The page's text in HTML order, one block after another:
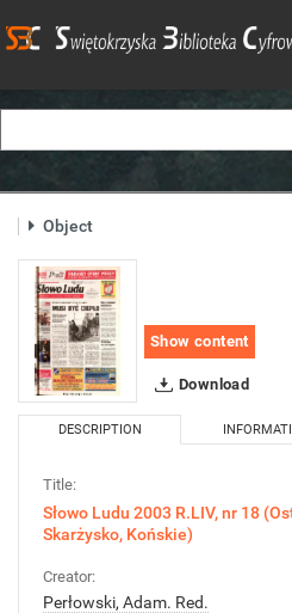
Object
Show content
Download
DESCRIPTION
Title:
Słowo Ludu 2003 R.LIV, nr 18
Skarżysko, Końskie)
Creator:
Perłowski, Adam. Red.